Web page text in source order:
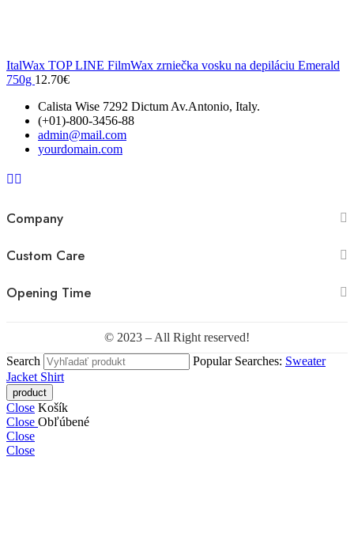
ItalWax TOP LINE FilmWax zrniečka vosku na depiláciu Emerald
750g 12.70€
Calista Wise 7292 Dictum Av.Antonio, Italy.
(+01)-800-3456-88
admin@mail.com
yourdomain.com
Company
Custom Care
Opening Time
© 2023 – All Right reserved!
Search
Popular Searches: Sweater
Jacket Shirt
Close Košík
Close Obľúbené
Close
Close